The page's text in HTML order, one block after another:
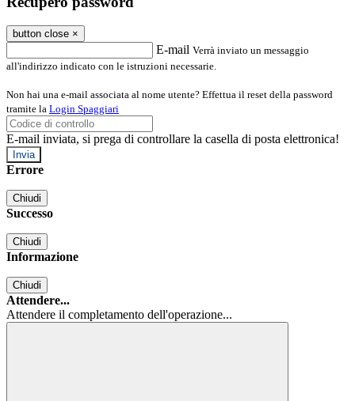
button close ×
E-mail Verrà inviato un messaggio
all'indirizzo indicato con le istruzioni necessarie.
Non hai una e-mail associata al nome utente? Effettua il reset della password
tramite la Login Spaggiari
E-mail inviata, si prega di controllare la casella di posta elettronica!
Errore
Chiudi
Successo
Chiudi
Informazione
Chiudi
Attendere...
Attendere il completamento dell'operazione...